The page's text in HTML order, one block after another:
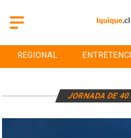
REGIONAL
JORNADA DE 40